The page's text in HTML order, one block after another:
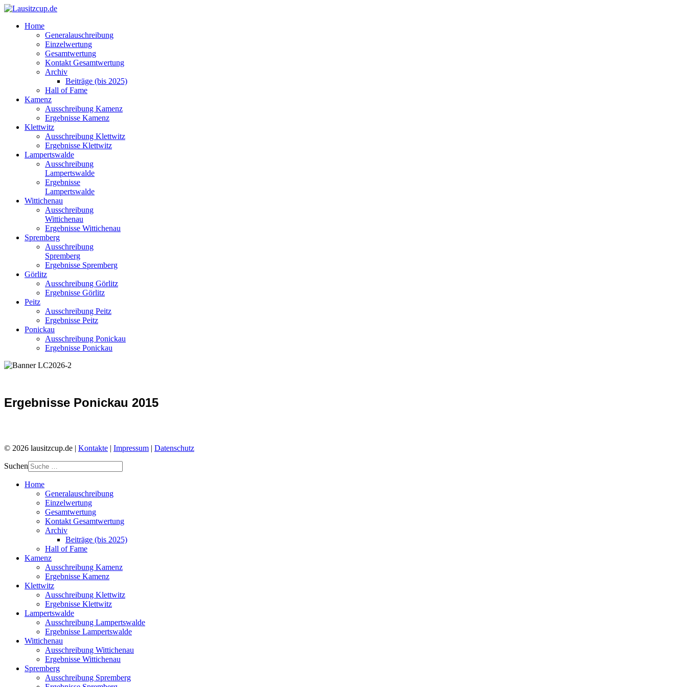
Home
Generalauschreibung
Einzelwertung
Gesamtwertung
Kontakt Gesamtwertung
Archiv
Beiträge (bis 2025)
Hall of Fame
Kamenz
Ausschreibung Kamenz
Ergebnisse Kamenz
Klettwitz
Ausschreibung Klettwitz
Ergebnisse Klettwitz
Lampertswalde
Ausschreibung
Lampertswalde
Ergebnisse
Lampertswalde
Wittichenau
Ausschreibung
Wittichenau
Ergebnisse Wittichenau
Spremberg
Ausschreibung
Spremberg
Ergebnisse Spremberg
Görlitz
Ausschreibung Görlitz
Ergebnisse Görlitz
Peitz
Ausschreibung Peitz
Ergebnisse Peitz
Ponickau
Ausschreibung Ponickau
Ergebnisse Ponickau
Ergebnisse Ponickau 2015
© 2026 lausitzcup.de | Kontakte | Impressum | Datenschutz
Suchen
Home
Generalauschreibung
Einzelwertung
Gesamtwertung
Kontakt Gesamtwertung
Archiv
Beiträge (bis 2025)
Hall of Fame
Kamenz
Ausschreibung Kamenz
Ergebnisse Kamenz
Klettwitz
Ausschreibung Klettwitz
Ergebnisse Klettwitz
Lampertswalde
Ausschreibung Lampertswalde
Ergebnisse Lampertswalde
Wittichenau
Ausschreibung Wittichenau
Ergebnisse Wittichenau
Spremberg
Ausschreibung Spremberg